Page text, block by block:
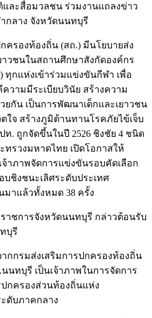
ละสื่อมวลชน ร่วมงานแถลงข่าว
กลาง จังหวัดนนทบุรี
ครองท้องถิ่น (สถ.) มีนโยบายส่ง
าวชนในสถานศึกษาสังกัดองค์กร
กแห่งเข้าร่วมแข่งขันกีฬา เพื่อ
วามมีระเบียบวินัย สร้างความ
กัน เป็นการพัฒนาเด็กและเยาวชน
ใจ สร้างภูมิต้านทานโรคภัยไข้เจ็บ
ท. ถูกจัดขึ้นในปี 2526 ชิงชัย 4 ชนิด
ทรวงมหาดไทย เปิดโอกาสให้
จ้าภาพจัดการแข่งขันรอบคัดเลือก
ชิงชนะเลิศระดับประเทศ
าแล้วทั้งหมด 38 ครั้ง
ราชการจังหวัดนนทบุรี กล่าวต้อนรับ
บุรี
กกรมส่งเสริมการปกครองท้องถิ่น
นทบุรี เป็นเจ้าภาพในการจัดการ
กครองส่วนท้องถิ่นแห่ง
ดับภาคกลาง